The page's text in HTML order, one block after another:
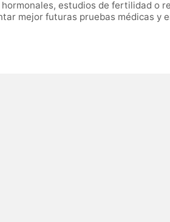
estudios de fertilidad o
mejor futuras pruebas médicas y